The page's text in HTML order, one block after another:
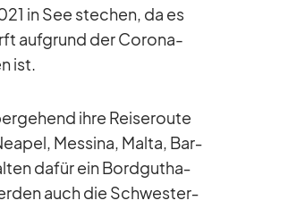
in See ste­chen, da es
auf­grund der Co­rona-
ist.
ihre Rei­se­route
Mes­sina, Malta, Bar­
da­für ein Bord­gut­ha­
auch die Schwes­ter­